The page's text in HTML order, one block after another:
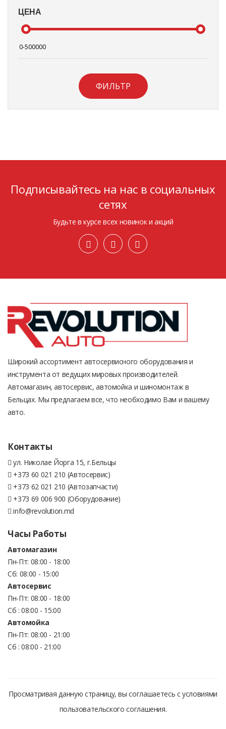
ЦЕНА
ФИЛЬТР
Подписывайтесь на нас в социальных
сетях
Будьте в курсе всех новинок и акций
Широкий ассортимент автосервисного оборудования и
инструмента от ведущих мировых производителей.
Автомагазин, автосервис, автомойка и шиномонтаж в
Бельцах. Мы предлагаем все, что необходимо Вам и вашему
авто.
Контакты
ул. Николае Йорга 15, г.Бельцы
+373 60 021 210 (Автосервис)
+373 62 021 210 (Автозапчасти)
+373 69 006 900 (Оборудование)
info@revolution.md
Часы Работы
Автомагазин
Пн-Пт: 08:00 - 18:00
Сб: 08:00 - 15:00
Автосервис
Пн-Пт: 08:00 - 18:00
Сб : 08:00 - 15:00
Автомойка
Пн-Пт: 08:00 - 21:00
Сб : 08:00 - 21:00
Просматривая данную страницу, вы соглашаетесь с условиями
пользовательского соглашения.